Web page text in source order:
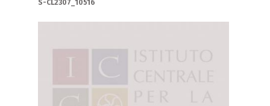
S-CL2307_10516